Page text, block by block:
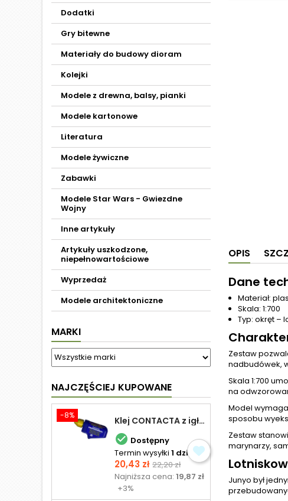
Dodatki
Gry bitewne
Materiały do budowy dioram
Kolejki
Modele z drewna, balsy, pianki
Modele kartonowe
Literatura
Modele żywiczne
Zabawki
Modele Star Wars - Gwiezdne
Wojny
Inne artykuły
Artykuły uszkodzone,
niepełnowartościowe
Wyprzedaż
Modele architektoniczne
MARKI
NAJCZĘŚCIEJ KUPOWANE
-8% Klej CONTACTA z igłą do plastiku 25,0 g
 Dostępny
Termin wysyłki 1 dzień
Cena
20,43 zł Cena
podstawowa
22,20 zł
Najniższa cena:19,87 zł
+3%
OPIS
Dane
Materiał:
Skala: 1:700
Typ: okręt –
Zestaw
nadbudówek,
Skala 1:700
na
Model
sposobu
Zestaw
marynarzy,
Junyo był